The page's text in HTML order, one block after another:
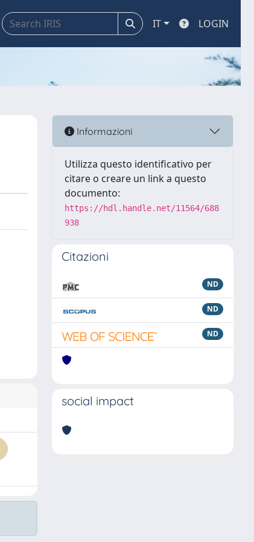
IT LOGIN
Informazioni
Utilizza questo identificativo per
citare o creare un link a questo
documento:
https://hdl.handle.net/11564/688
938
Citazioni
ND
ND
ND
social impact